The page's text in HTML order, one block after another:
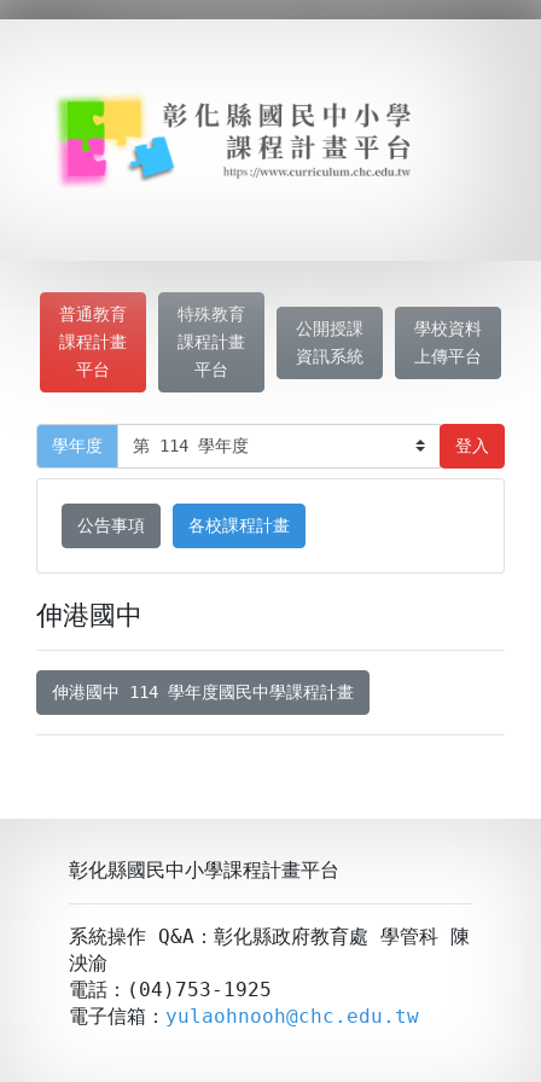
普通教育
課程計畫
平台
特殊教育
課程計畫
平台
公開授課
資訊系統
學校資料
上傳平台
學年度 登入
公告事項 各校課程計畫
伸港國中
伸港國中 114 學年度國民中學課程計畫
彰化縣國民中小學課程計畫平台
系統操作 Q&A：彰化縣政府教育處 學管科 陳
泱渝
電話：(04)753-1925
電子信箱： yulaohnooh@chc.edu.tw